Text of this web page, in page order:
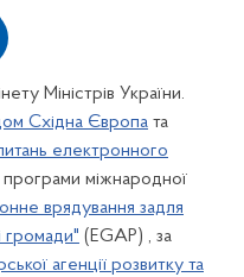
Міністрів України.
Східна Європа та
електронного
міжнародної
врядування задля
громади" (EGAP) , за
агенції розвитку та